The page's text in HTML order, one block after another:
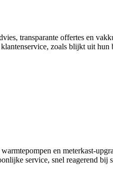
transparante offertes en
zoals blijkt uit hun
en meterkast-
service, snel reagerend bij